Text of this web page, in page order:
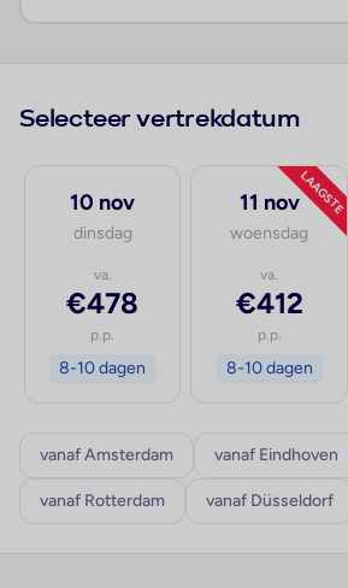
Selecteer vertrekdatum
10 nov
dinsdag
va.
€478
p.p.
8-10 dagen
LAAGSTE
11 nov
woensdag
va.
€412
p.p.
8-10 dagen
vanaf Amsterdam vanaf Eindhoven
vanaf Rotterdam vanaf Düsseldorf